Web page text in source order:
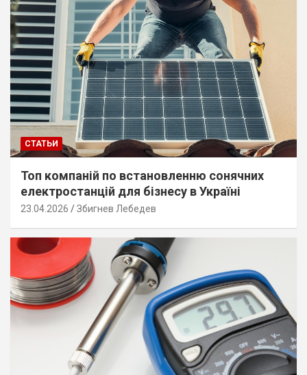
СТАТЬИ
Топ компаній по встановленню сонячних
електростанцій для бізнесу в Україні
23.04.2026 Збигнев Лебедев